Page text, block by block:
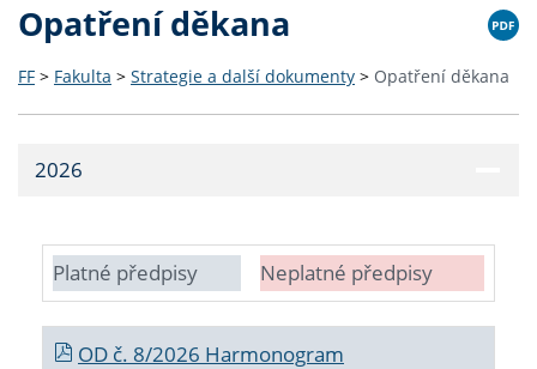
Opatření děkana
FF > Fakulta > Strategie a další dokumenty > Opatření děkana
2026
Platné předpisy Neplatné předpisy
OD č. 8/2026 Harmonogram